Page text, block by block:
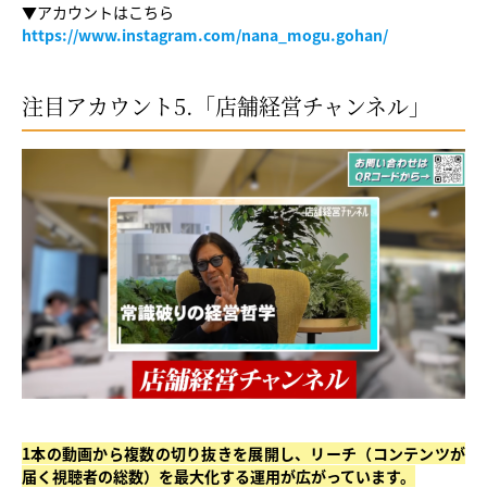
▼アカウントはこちら
https://www.instagram.com/nana_mogu.gohan/
注目アカウント5.「店舗経営チャンネル」
1本の動画から複数の切り抜きを展開し、リーチ（コンテンツが
届く視聴者の総数）を最大化する運用が広がっています。